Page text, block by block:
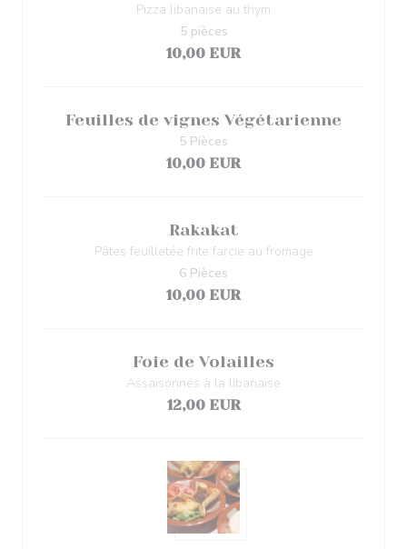
Pizza libanaise au thym
10,00 EUR
5 pièces
Feuilles de vignes Végétarienne
10,00 EUR
5 Pièces
Rakakat
Pâtes feuilletée frite farcie au fromage
10,00 EUR
6 Pièces
Foie de Volailles
Assaisonnés à la libanaise
12,00 EUR